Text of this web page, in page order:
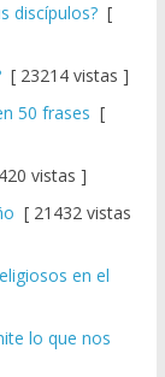
discípulos?[
[ 23214 vistas ]
50 frases [
vistas ]
[ 21432 vistas
en el
lo que nos